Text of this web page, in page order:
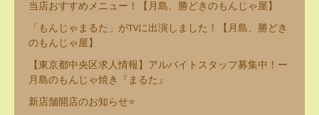
当店おすすめメニュー！【月島、勝どきのもんじゃ屋】
「もんじゃまるた」がTVに出演しました！【月島、勝どき
のもんじゃ屋】
【東京都中央区求人情報】アルバイトスタッフ募集中！ー
月島のもんじゃ焼き『まるた』
新店舗開店のお知らせ⭐